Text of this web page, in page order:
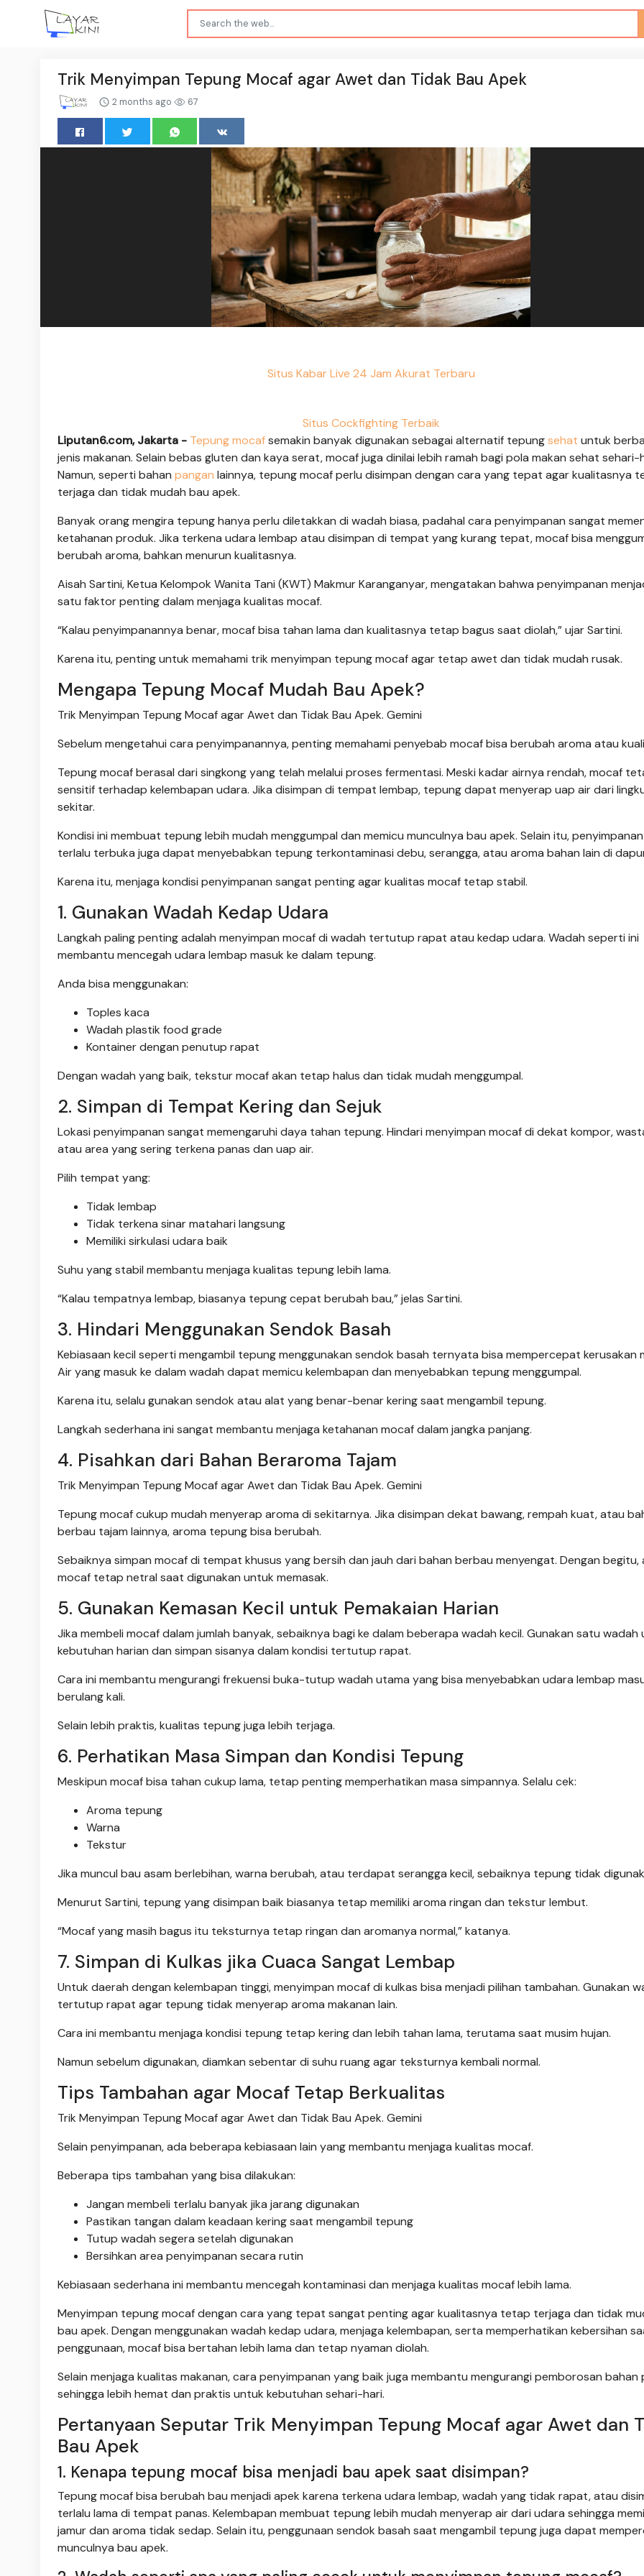
Trik Menyimpan Tepung Mocaf agar Awet dan Tidak Bau Apek
2 months ago 67
Situs Kabar Live 24 Jam Akurat Terbaru
Situs Cockfighting Terbaik
Liputan6.com, Jakarta - Tepung mocafsemakin banyak digunakan sebagai alternatif tepungsehat untuk
jenis makanan. Selain bebas gluten dan kaya serat, mocaf juga dinilai lebih ramah bagi pola makan sehat sehari-
Namun, seperti bahan pangan lainnya, tepung mocaf perlu disimpan dengan cara yang tepat agar kualitasnya
terjaga dan tidak mudah bau apek.
Banyak orang mengira tepung hanya perlu diletakkan di wadah biasa, padahal cara penyimpanan sangat
ketahanan produk. Jika terkena udara lembap atau disimpan di tempat yang kurang tepat, mocaf bisa
berubah aroma, bahkan menurun kualitasnya.
Aisah Sartini, Ketua Kelompok Wanita Tani (KWT) Makmur Karanganyar, mengatakan bahwa penyimpanan
satu faktor penting dalam menjaga kualitas mocaf.
“Kalau penyimpanannya benar, mocaf bisa tahan lama dan kualitasnya tetap bagus saat diolah,” ujar Sartini.
Karena itu, penting untuk memahami trik menyimpan tepung mocaf agar tetap awet dan tidak mudah rusak.
Mengapa Tepung Mocaf Mudah Bau Apek?
Trik Menyimpan Tepung Mocaf agar Awet dan Tidak Bau Apek. Gemini
Sebelum mengetahui cara penyimpanannya, penting memahami penyebab mocaf bisa berubah aroma atau
Tepung mocaf berasal dari singkong yang telah melalui proses fermentasi. Meski kadar airnya rendah, mocaf
sensitif terhadap kelembapan udara. Jika disimpan di tempat lembap, tepung dapat menyerap uap air dari
sekitar.
Kondisi ini membuat tepung lebih mudah menggumpal dan memicu munculnya bau apek. Selain itu,
terlalu terbuka juga dapat menyebabkan tepung terkontaminasi debu, serangga, atau aroma bahan lain di
Karena itu, menjaga kondisi penyimpanan sangat penting agar kualitas mocaf tetap stabil.
1. Gunakan Wadah Kedap Udara
Langkah paling penting adalah menyimpan mocaf di wadah tertutup rapat atau kedap udara. Wadah seperti ini
membantu mencegah udara lembap masuk ke dalam tepung.
Anda bisa menggunakan:
Toples kaca
Wadah plastik food grade
Kontainer dengan penutup rapat
Dengan wadah yang baik, tekstur mocaf akan tetap halus dan tidak mudah menggumpal.
2. Simpan di Tempat Kering dan Sejuk
Lokasi penyimpanan sangat memengaruhi daya tahan tepung. Hindari menyimpan mocaf di dekat kompor,
atau area yang sering terkena panas dan uap air.
Pilih tempat yang:
Tidak lembap
Tidak terkena sinar matahari langsung
Memiliki sirkulasi udara baik
Suhu yang stabil membantu menjaga kualitas tepung lebih lama.
“Kalau tempatnya lembap, biasanya tepung cepat berubah bau,” jelas Sartini.
3. Hindari Menggunakan Sendok Basah
Kebiasaan kecil seperti mengambil tepung menggunakan sendok basah ternyata bisa mempercepat kerusakan
Air yang masuk ke dalam wadah dapat memicu kelembapan dan menyebabkan tepung menggumpal.
Karena itu, selalu gunakan sendok atau alat yang benar-benar kering saat mengambil tepung.
Langkah sederhana ini sangat membantu menjaga ketahanan mocaf dalam jangka panjang.
4. Pisahkan dari Bahan Beraroma Tajam
Trik Menyimpan Tepung Mocaf agar Awet dan Tidak Bau Apek. Gemini
Tepung mocaf cukup mudah menyerap aroma di sekitarnya. Jika disimpan dekat bawang, rempah kuat, atau
berbau tajam lainnya, aroma tepung bisa berubah.
Sebaiknya simpan mocaf di tempat khusus yang bersih dan jauh dari bahan berbau menyengat. Dengan begitu,
mocaf tetap netral saat digunakan untuk memasak.
5. Gunakan Kemasan Kecil untuk Pemakaian Harian
Jika membeli mocaf dalam jumlah banyak, sebaiknya bagi ke dalam beberapa wadah kecil. Gunakan satu wadah
kebutuhan harian dan simpan sisanya dalam kondisi tertutup rapat.
Cara ini membantu mengurangi frekuensi buka-tutup wadah utama yang bisa menyebabkan udara lembap
berulang kali.
Selain lebih praktis, kualitas tepung juga lebih terjaga.
6. Perhatikan Masa Simpan dan Kondisi Tepung
Meskipun mocaf bisa tahan cukup lama, tetap penting memperhatikan masa simpannya. Selalu cek:
Aroma tepung
Warna
Tekstur
Jika muncul bau asam berlebihan, warna berubah, atau terdapat serangga kecil, sebaiknya tepung tidak
Menurut Sartini, tepung yang disimpan baik biasanya tetap memiliki aroma ringan dan tekstur lembut.
“Mocaf yang masih bagus itu teksturnya tetap ringan dan aromanya normal,” katanya.
7. Simpan di Kulkas jika Cuaca Sangat Lembap
Untuk daerah dengan kelembapan tinggi, menyimpan mocaf di kulkas bisa menjadi pilihan tambahan. Gunakan
tertutup rapat agar tepung tidak menyerap aroma makanan lain.
Cara ini membantu menjaga kondisi tepung tetap kering dan lebih tahan lama, terutama saat musim hujan.
Namun sebelum digunakan, diamkan sebentar di suhu ruang agar teksturnya kembali normal.
Tips Tambahan agar Mocaf Tetap Berkualitas
Trik Menyimpan Tepung Mocaf agar Awet dan Tidak Bau Apek. Gemini
Selain penyimpanan, ada beberapa kebiasaan lain yang membantu menjaga kualitas mocaf.
Beberapa tips tambahan yang bisa dilakukan:
Jangan membeli terlalu banyak jika jarang digunakan
Pastikan tangan dalam keadaan kering saat mengambil tepung
Tutup wadah segera setelah digunakan
Bersihkan area penyimpanan secara rutin
Kebiasaan sederhana ini membantu mencegah kontaminasi dan menjaga kualitas mocaf lebih lama.
Menyimpan tepung mocaf dengan cara yang tepat sangat penting agar kualitasnya tetap terjaga dan tidak
bau apek. Dengan menggunakan wadah kedap udara, menjaga kelembapan, serta memperhatikan kebersihan
penggunaan, mocaf bisa bertahan lebih lama dan tetap nyaman diolah.
Selain menjaga kualitas makanan, cara penyimpanan yang baik juga membantu mengurangi pemborosan bahan
sehingga lebih hemat dan praktis untuk kebutuhan sehari-hari.
Pertanyaan Seputar Trik Menyimpan Tepung Mocaf agar Awet dan
Bau Apek
1. Kenapa tepung mocaf bisa menjadi bau apek saat disimpan?
Tepung mocaf bisa berubah bau menjadi apek karena terkena udara lembap, wadah yang tidak rapat, atau
terlalu lama di tempat panas. Kelembapan membuat tepung lebih mudah menyerap air dari udara sehingga
jamur dan aroma tidak sedap. Selain itu, penggunaan sendok basah saat mengambil tepung juga dapat
munculnya bau apek.